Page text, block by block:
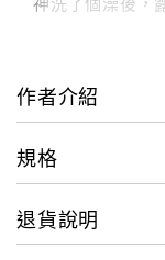
作者介紹
規格
退貨說明